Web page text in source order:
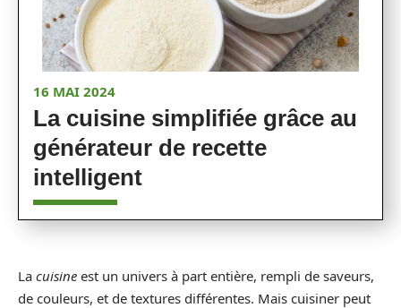
16 MAI 2024
La cuisine simplifiée grâce au
générateur de recette
intelligent
La cuisine est un univers à part entière, rempli de saveurs,
de couleurs, et de textures différentes. Mais cuisiner peut